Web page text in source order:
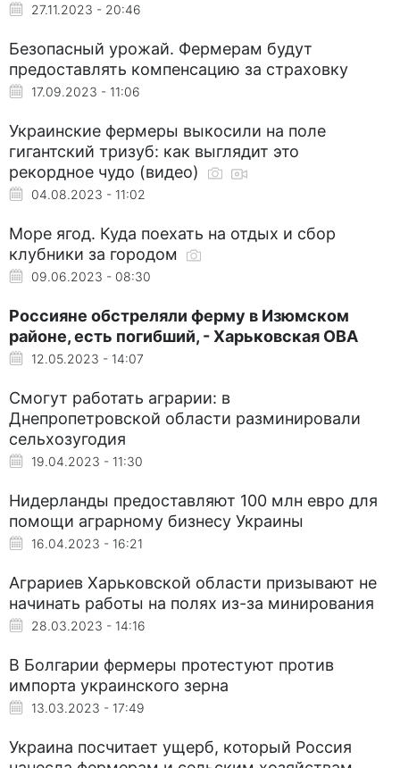
27.11.2023 - 20:46
Безопасный урожай. Фермерам будут
предоставлять компенсацию за страховку
17.09.2023 - 11:06
Украинские фермеры выкосили на поле
гигантский тризуб: как выглядит это
рекордное чудо (видео)
04.08.2023 - 11:02
Море ягод. Куда поехать на отдых и сбор
клубники за городом
09.06.2023 - 08:30
Россияне обстреляли ферму в Изюмском
районе, есть погибший, - Харьковская ОВА
12.05.2023 - 14:07
Смогут работать аграрии: в
Днепропетровской области разминировали
сельхозугодия
19.04.2023 - 11:30
Нидерланды предоставляют 100 млн евро для
помощи аграрному бизнесу Украины
16.04.2023 - 16:21
Аграриев Харьковской области призывают не
начинать работы на полях из-за минирования
28.03.2023 - 14:16
В Болгарии фермеры протестуют против
импорта украинского зерна
13.03.2023 - 17:49
Украина посчитает ущерб, который Россия